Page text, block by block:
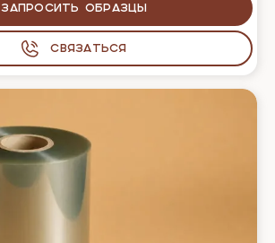
Запросить образцы
Связаться